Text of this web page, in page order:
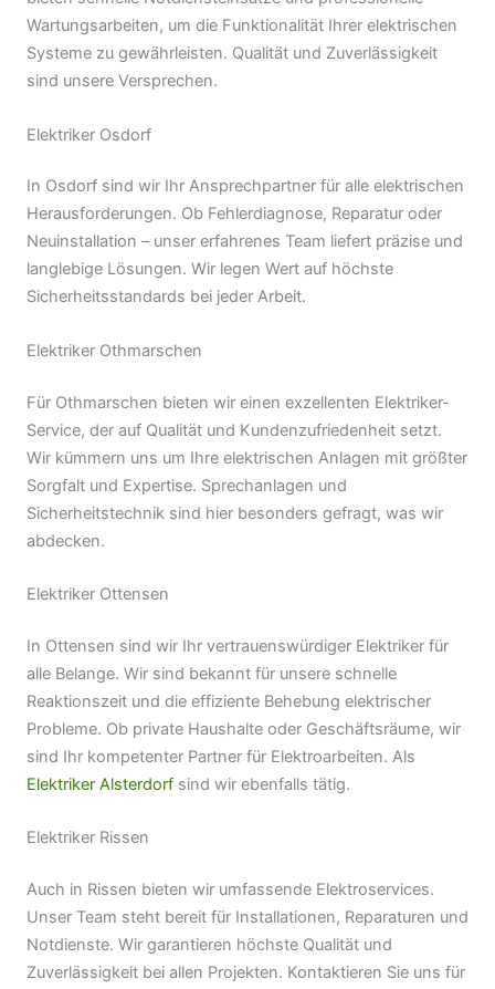
Wartungsarbeiten, um die Funktionalität Ihrer elektrischen
Systeme zu gewährleisten. Qualität und Zuverlässigkeit
sind unsere Versprechen.
Elektriker Osdorf
In Osdorf sind wir Ihr Ansprechpartner für alle elektrischen
Herausforderungen. Ob Fehlerdiagnose, Reparatur oder
Neuinstallation – unser erfahrenes Team liefert präzise und
langlebige Lösungen. Wir legen Wert auf höchste
Sicherheitsstandards bei jeder Arbeit.
Elektriker Othmarschen
Für Othmarschen bieten wir einen exzellenten Elektriker-
Service, der auf Qualität und Kundenzufriedenheit setzt.
Wir kümmern uns um Ihre elektrischen Anlagen mit größter
Sorgfalt und Expertise. Sprechanlagen und
Sicherheitstechnik sind hier besonders gefragt, was wir
abdecken.
Elektriker Ottensen
In Ottensen sind wir Ihr vertrauenswürdiger Elektriker für
alle Belange. Wir sind bekannt für unsere schnelle
Reaktionszeit und die effiziente Behebung elektrischer
Probleme. Ob private Haushalte oder Geschäftsräume, wir
sind Ihr kompetenter Partner für Elektroarbeiten. Als
Elektriker Alsterdorf sind wir ebenfalls tätig.
Elektriker Rissen
Auch in Rissen bieten wir umfassende Elektroservices.
Unser Team steht bereit für Installationen, Reparaturen und
Notdienste. Wir garantieren höchste Qualität und
Zuverlässigkeit bei allen Projekten. Kontaktieren Sie uns für